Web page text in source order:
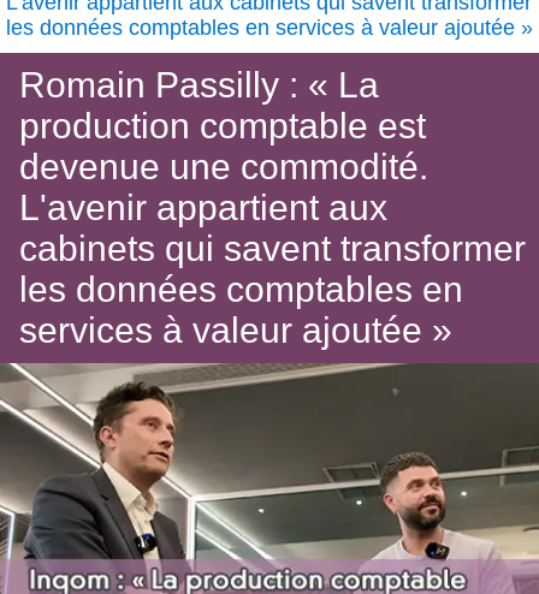
les données comptables en services à valeur ajoutée »
Romain Passilly : « La
production comptable est
devenue une commodité.
L'avenir appartient aux
cabinets qui savent transformer
les données comptables en
services à valeur ajoutée »